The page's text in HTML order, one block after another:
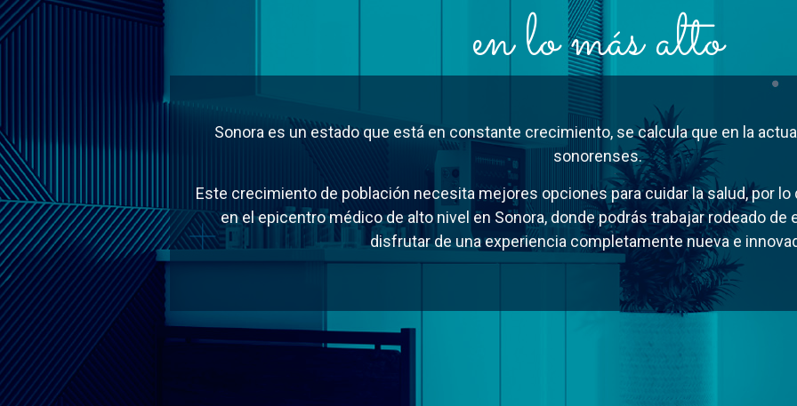
en lo más alto
Sonora es un estado que está en constante crecimiento, se calcula que en la
sonorenses.
Este crecimiento de población necesita mejores opciones para cuidar la salud, por
en el epicentro médico de alto nivel en Sonora, donde podrás trabajar rodeado de
disfrutar de una experiencia completamente nueva e